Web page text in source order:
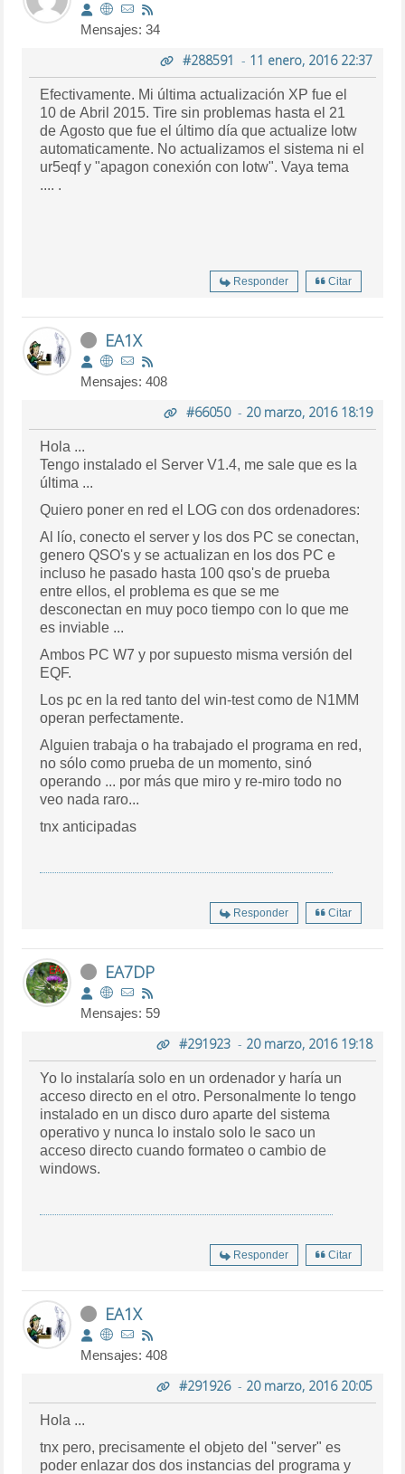
Mensajes: 34
#288591 - 11 enero, 2016 22:37
Efectivamente. Mi última actualización XP fue el
10 de Abril 2015. Tire sin problemas hasta el 21
de Agosto que fue el último día que actualize lotw
automaticamente. No actualizamos el sistema ni el
ur5eqf y "apagon conexión con lotw". Vaya tema
.... .
Responder Citar
EA1X
Mensajes: 408
#66050- 20 marzo, 2016 18:19
Hola ...
Tengo instalado el Server V1.4, me sale que es la
última ...
Quiero poner en red el LOG con dos ordenadores:
Al lío, conecto el server y los dos PC se conectan,
genero QSO's y se actualizan en los dos PC e
incluso he pasado hasta 100 qso's de prueba
entre ellos, el problema es que se me
desconectan en muy poco tiempo con lo que me
es inviable ...
Ambos PC W7 y por supuesto misma versión del
EQF.
Los pc en la red tanto del win-test como de N1MM
operan perfectamente.
Alguien trabaja o ha trabajado el programa en red,
no sólo como prueba de un momento, sinó
operando ... por más que miro y re-miro todo no
veo nada raro...
tnx anticipadas
Responder Citar
EA7DP
Mensajes: 59
#291923- 20 marzo, 2016 19:18
Yo lo instalaría solo en un ordenador y haría un
acceso directo en el otro. Personalmente lo tengo
instalado en un disco duro aparte del sistema
operativo y nunca lo instalo solo le saco un
acceso directo cuando formateo o cambio de
windows.
Responder Citar
EA1X
Mensajes: 408
#291926- 20 marzo, 2016 20:05
Hola ...
tnx pero, precisamente el objeto del "server" es
poder enlazar dos dos instancias del programa y